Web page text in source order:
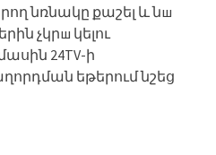
նռնակը քաշել և նш
չկրш կելու
24TV-ի
եթերում նշեց